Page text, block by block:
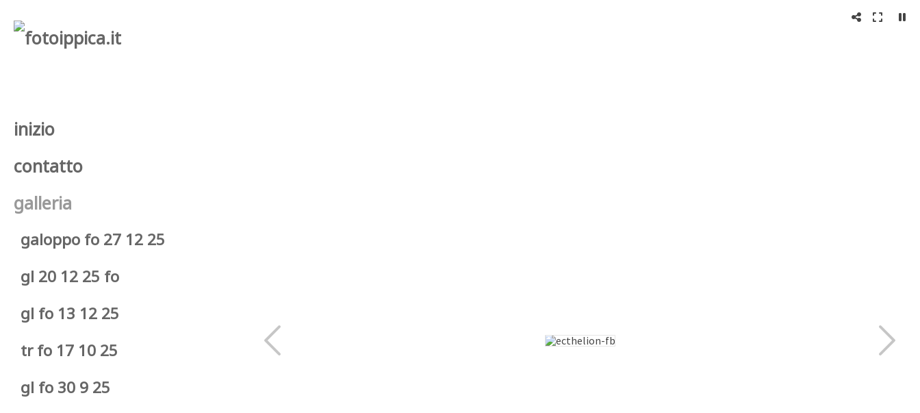
inizio
contatto
galleria
galoppo fo 27 12 25
gl 20 12 25 fo
gl fo 13 12 25
tr fo 17 10 25
gl fo 30 9 25